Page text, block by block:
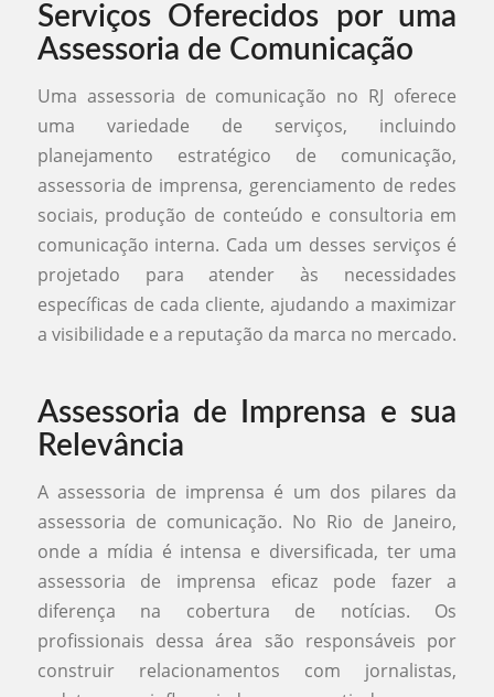
Serviços Oferecidos por uma
Assessoria de Comunicação
Uma assessoria de comunicação no RJ oferece
uma variedade de serviços, incluindo
planejamento estratégico de comunicação,
assessoria de imprensa, gerenciamento de redes
sociais, produção de conteúdo e consultoria em
comunicação interna. Cada um desses serviços é
projetado para atender às necessidades
específicas de cada cliente, ajudando a maximizar
a visibilidade e a reputação da marca no mercado.
Assessoria de Imprensa e sua
Relevância
A assessoria de imprensa é um dos pilares da
assessoria de comunicação. No Rio de Janeiro,
onde a mídia é intensa e diversificada, ter uma
assessoria de imprensa eficaz pode fazer a
diferença na cobertura de notícias. Os
profissionais dessa área são responsáveis por
construir relacionamentos com jornalistas,